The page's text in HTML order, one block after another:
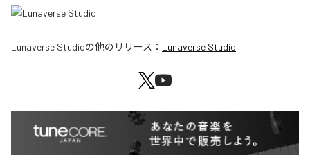
Lunaverse Studioの他のリリース： Lunaverse Studio